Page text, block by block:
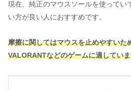
現在、純正のマウスソールを使ってい
い方が良い人におすすめです。
摩擦に関してはマウスを止めやすいた
VALORANTなどのゲームに適してい